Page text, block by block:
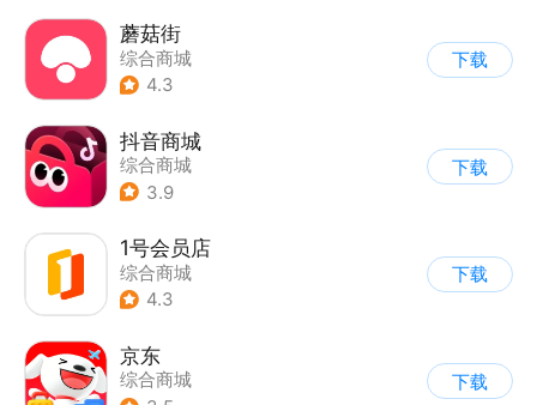
蘑菇街
综合商城
4.3
下载
抖音商城
综合商城
3.9
下载
1号会员店
综合商城
4.3
下载
京东
综合商城
下载